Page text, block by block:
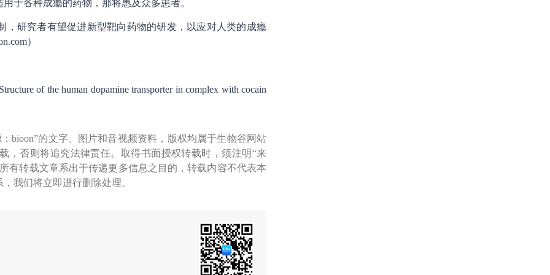
于各种成瘾的药物，那将惠及众多患者。
，研究者有望促进新型靶向药物的研发，以应对人类的成瘾
）
of the human dopamine transporter in complex with cocain
bioon”的文字、图片和音视频资料，版权均属于生物谷网站
，否则将追究法律责任。取得书面授权转载时，须注明“来
有转载文章系出于传递更多信息之目的，转载内容不代表本
我们将立即进行删除处理。